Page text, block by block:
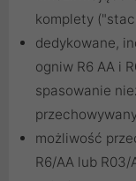
komplety
dedykowane,
ogniw R6 AA i
spasowanie
możliwość
R6/AA lub